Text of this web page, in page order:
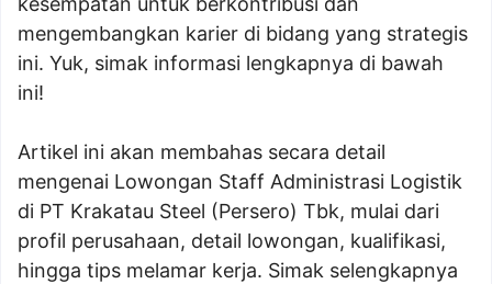
mengembangkan karier di bidang yang strategis
ini. Yuk, simak informasi lengkapnya di bawah
ini!
Artikel ini akan membahas secara detail
mengenai Lowongan Staff Administrasi Logistik
di PT Krakatau Steel (Persero) Tbk, mulai dari
profil perusahaan, detail lowongan, kualifikasi,
hingga tips melamar kerja. Simak selengkapnya